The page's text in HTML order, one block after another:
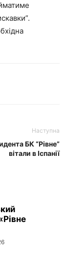
Наступна
БК “Рівне”
вітали в Іспанії